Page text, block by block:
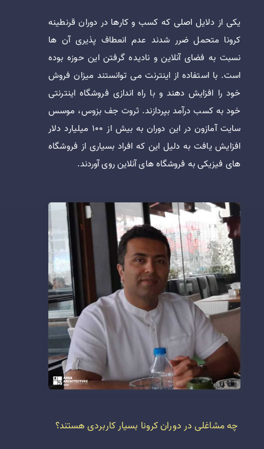
یکی از دلایل اصلی که کسب و کارها در دوران قرنطینه
کرونا متحمل ضرر شدند عدم انعطاف پذیری آن ها
نسبت به فضای آنلاین و نادیده گرفتن این حوزه بوده
است. با استفاده از اینترنت می توانستند میزان فروش
خود را افزایش دهند و با راه اندازی فروشگاه اینترنتی
خود به کسب درآمد بپردازند. ثروت جف بزوس، موسس
سایت آمازون در این دوران به بیش از 100 میلیارد دلار
افزایش یافت به دلیل این که افراد بسیاری از فروشگاه
های فیزیکی به فروشگاه های آنلاین روی آوردند.
چه مشاغلی در دوران کرونا بسیار کاربردی هستند؟